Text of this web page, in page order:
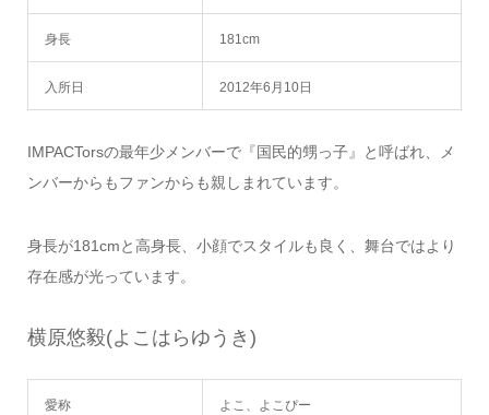
身長 181cm
入所日 2012年6月10日
IMPACTorsの最年少メンバーで『国民的甥っ子』と呼ばれ、メ
ンバーからもファンからも親しまれています。
身長が181cmと高身長、小顔でスタイルも良く、舞台ではより
存在感が光っています。
横原悠毅(よこはらゆうき)
愛称 よこ、よこぴー